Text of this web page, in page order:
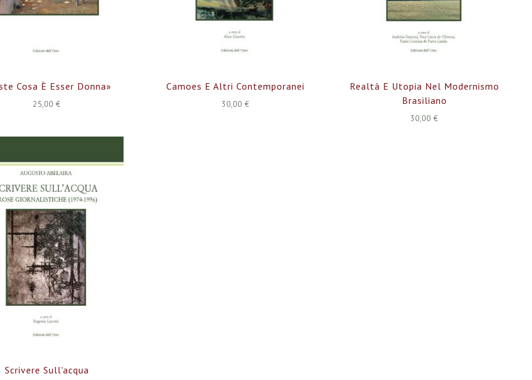
Cosa È Esser Donna»
25,00 €
Camoes E Altri Contemporanei
30,00 €
Realtà E Utopia Nel Modernismo
Brasiliano
30,00 €
Scrivere Sull'acqua